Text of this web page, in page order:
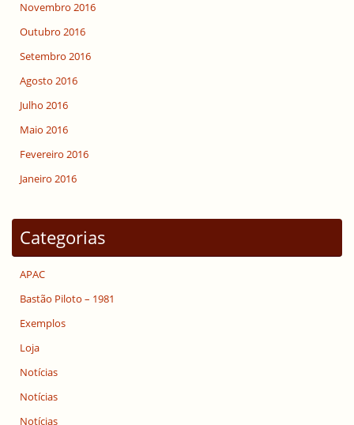
Novembro 2016
Outubro 2016
Setembro 2016
Agosto 2016
Julho 2016
Maio 2016
Fevereiro 2016
Janeiro 2016
Categorias
APAC
Bastão Piloto – 1981
Exemplos
Loja
Notícias
Notícias
Notícias